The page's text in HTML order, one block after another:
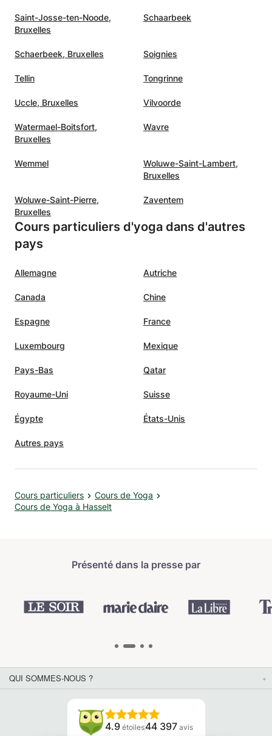
Saint-Josse-ten-Noode,
Bruxelles
Schaarbeek
Schaerbeek, Bruxelles Soignies
Tellin Tongrinne
Uccle, Bruxelles Vilvoorde
Watermael-Boitsfort,
Bruxelles
Wavre
Wemmel
Woluwe-Saint-Lambert,
Bruxelles
Woluwe-Saint-Pierre,
Bruxelles
Zaventem
Cours particuliers d'yoga dans d'autres
pays
Allemagne Autriche
Canada Chine
Espagne France
Luxembourg Mexique
Pays-Bas Qatar
Royaume-Uni Suisse
Égypte États-Unis
Autres pays
Cours particuliers
Cours de Yoga
Cours de Yoga à Hasselt
Présenté dans la presse par
QUI SOMMES-NOUS ?
4.9 étoiles44 397 avis